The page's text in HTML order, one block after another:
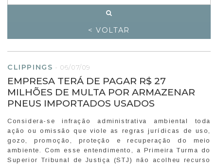
< VOLTAR
CLIPPINGS -06/07/09
EMPRESA TERÁ DE PAGAR R$ 27
MILHÕES DE MULTA POR ARMAZENAR
PNEUS IMPORTADOS USADOS
Considera-se infração administrativa ambiental toda
ação ou omissão que viole as regras jurídicas de uso,
gozo, promoção, proteção e recuperação do meio
ambiente. Com esse entendimento, a Primeira Turma do
Superior Tribunal de Justiça (STJ) não acolheu recurso